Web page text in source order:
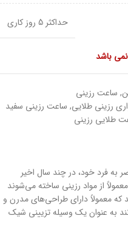
حداکثر 5 روز کاری
نمی باشد
, ساعت رزینی
رزینی طلایی, ساعت رزینی سفید
طلایی رزینی
فرد خود، در چند سال اخیر
از مواد رزینی ساخته می‌شوند
معمولاً دارای طراحی‌های مدرن و
به عنوان یک وسیله تزیینی شیک